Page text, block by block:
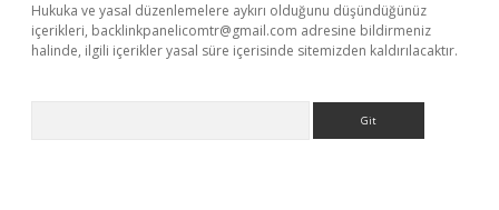
Hukuka ve yasal düzenlemelere aykırı olduğunu düşündüğünüz
içerikleri, backlinkpanelicomtr@gmail.com adresine bildirmeniz
halinde, ilgili içerikler yasal süre içerisinde sitemizden kaldırılacaktır.